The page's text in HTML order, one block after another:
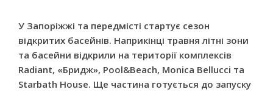
У Запоріжжі та передмісті стартує сезон
відкритих басейнів. Наприкінці травня літні зони
та басейни відкрили на території комплексів
Radiant, «Бридж», Pool&Beach, Monica Bellucci та
Starbath House. Ще частина готується до запуску